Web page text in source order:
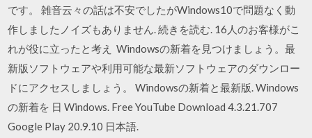
です。 雑音云々の話は不安でしたがWindows10で問題なく動
作しましたノイズもありません. 続きを読む. 16人のお客様がこ
れが役に立ったと考え Windowsの新着を見つけましょう。最
新版ソフトウェアや利用可能な最新ソフトウェアのダウンロー
ドにアクセスしましょう。 Windowsの新着と最新版. Windows
の新着を 日 Windows. Free YouTube Download 4.3.21.707
Google Play 20.9.10 日本語.